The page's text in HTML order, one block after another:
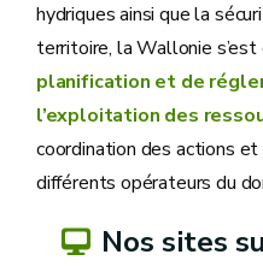
hydriques ainsi que la
territoire, la Wallonie s’est
planification et de
l’exploitation des
coordination des actions
différents opérateurs du
Nos sites